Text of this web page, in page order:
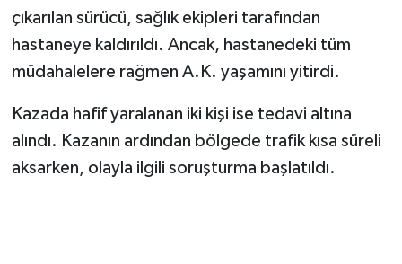
çıkarılan sürücü, sağlık ekipleri tarafından
hastaneye kaldırıldı. Ancak, hastanedeki tüm
müdahalelere rağmen A.K. yaşamını yitirdi.
Kazada hafif yaralanan iki kişi ise tedavi altına
alındı. Kazanın ardından bölgede trafik kısa süreli
aksarken, olayla ilgili soruşturma başlatıldı.
BİLİMNET
SEÇİM 2014